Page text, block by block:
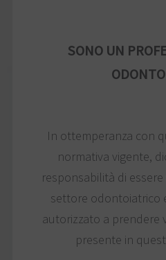
Categoria corso
Livello corso
Mese corso
Paese corso
SONO UN
In ottemperanza con
normativa vigente,
responsabilità di
settore odontoiatrico
autorizzato a prendere
presente in